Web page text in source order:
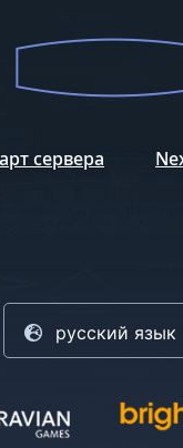
сервера
русский язык